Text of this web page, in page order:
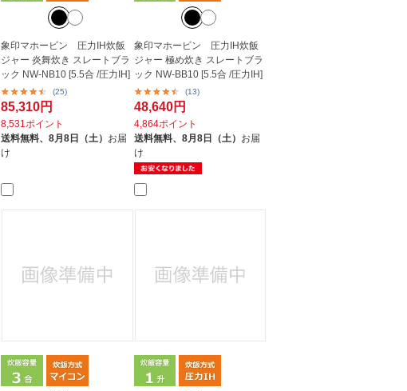
象印マホービン 圧力IH炊飯
ジャー 炎舞炊き スレートブラ
ック NW-NB10 [5.5合 /圧力IH]
(25)
85,310円
8,531ポイント
送料無料、8月8日（土） お届
け
象印マホービン 圧力IH炊飯
ジャー 極め炊き スレートブラ
ック NW-BB10 [5.5合 /圧力IH]
(13)
48,640円
4,864ポイント
送料無料、 8月8日（土） お届
け